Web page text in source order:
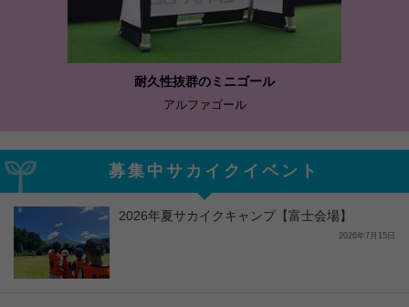
耐久性抜群のミニゴール
アルファゴール
募集中サカイクイベント
2026年夏サカイクキャンプ【富士会場】
2026年7月15日